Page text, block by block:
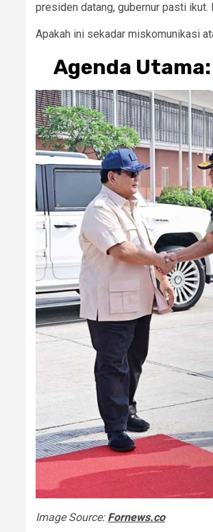
presiden datang, gubernur pasti ikut.
Apakah ini sekadar miskomunikasi
Agenda
Image Source: Fornews.co